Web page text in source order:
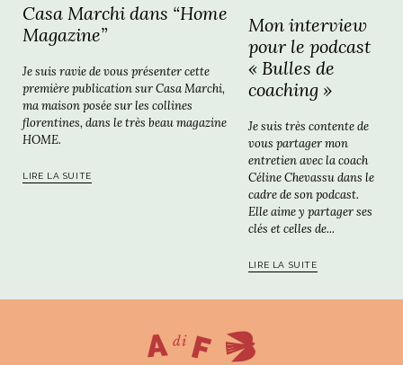
Casa Marchi dans “Home
Magazine”
Je suis ravie de vous présenter cette
première publication sur Casa Marchi,
ma maison posée sur les collines
florentines, dans le très beau magazine
HOME.
LIRE LA SUITE
Mon interview
pour le podcast
« Bulles de
coaching »
Je suis très contente de
vous partager mon
entretien avec la coach
Céline Chevassu dans le
cadre de son podcast.
Elle aime y partager ses
clés et celles de...
LIRE LA SUITE